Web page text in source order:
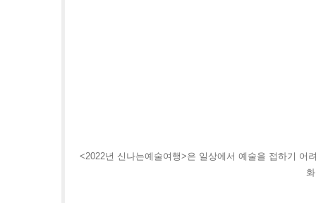
<2022년 신나는예술여행>은 일상에서 예술을 접하기 어